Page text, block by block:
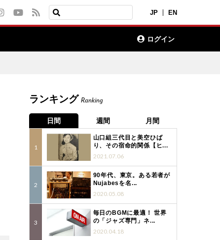
JP EN
ログイン
ランキング Ranking
日間 週間 月間
山口組三代目と美空ひば
り、その宿命的関係【ヒ...
2021.07.06
90年代、東京。ある若者が
Nujabesを名...
2020.05.08
毎日のBGMに最適！ 世界
の「ジャズ専門」ネ...
2020.04.18